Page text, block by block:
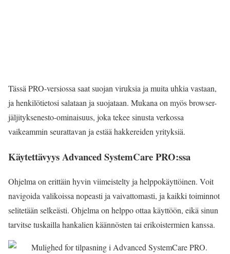
Tässä PRO-versiossa saat suojan viruksia ja muita uhkia vastaan,
ja henkilötietosi salataan ja suojataan. Mukana on myös browser-
jäljityksenesto-ominaisuus, joka tekee sinusta verkossa
vaikeammin seurattavan ja estää hakkereiden yrityksiä.
Käytettävyys Advanced SystemCare PRO:ssa
Ohjelma on erittäin hyvin viimeistelty ja helppokäyttöinen. Voit
navigoida valikoissa nopeasti ja vaivattomasti, ja kaikki toiminnot
selitetään selkeästi. Ohjelma on helppo ottaa käyttöön, eikä sinun
tarvitse tuskailla hankalien käännösten tai erikoistermien kanssa.